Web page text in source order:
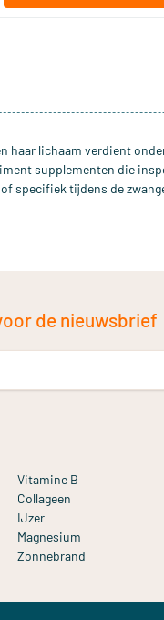
haar lichaam verdient
supplementen die
specifiek tijdens de
de nieuwsbrief
Vitamine B
Collageen
IJzer
Magnesium
Zonnebrand